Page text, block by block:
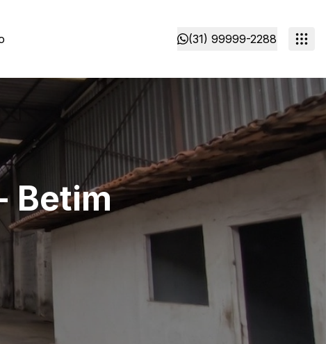
(31) 99999-2288
Betim